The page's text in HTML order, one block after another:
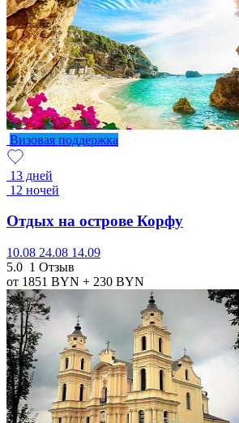
Визовая поддержка
13 дней
12 ночей
Отдых на острове Корфу
10.08 24.08 14.09
5.0 1 Отзыв
от 1851 BYN + 230 BYN